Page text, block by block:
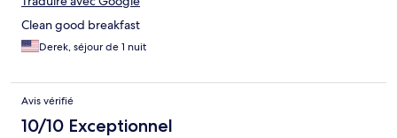
Clean good breakfast
Derek, séjour de 1 nuit
Avis vérifié
10/10 Exceptionnel